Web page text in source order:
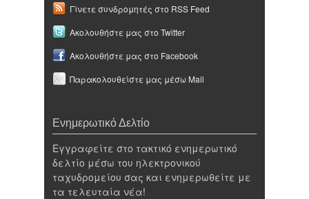
Γίνετε συνδρομητές στο RSS Feed
Ακολουθήστε μας στο Twitter
Ακολουθήστε μας στο Facebook
Παρακολουθείστε μας μέσω Mail
Ενημερωτικό Δελτίο
Εγγραφείτε στο τακτικό ενημερωτικό
δελτίο μέσω του ηλεκτρονικού
ταχυδρομείου σας και ενημερωθείτε με
τα τελευταία νέα!